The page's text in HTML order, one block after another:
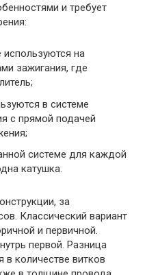
и требует
используются на
зажигания, где
в системе
с прямой подачей
системе для каждой
катушка.
за
Классический вариант
и первичной.
первой. Разница
количестве витков